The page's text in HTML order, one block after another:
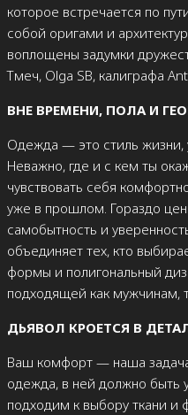
которое встречается по
собой оригами и
воплощены задумки
Тмеч, Olga SB, калиграфа
ВНЕ ВРЕМЕНИ, ПОЛА И
Одежда — это стиль жизни,
Неважно, где и с кем ты
чувствовать себя
уже в прошлом. Гораздо
самобытность и
объединяет тех, кто
формы и полигональный
подходящей как мужчинам,
ДЬЯВОЛ КРОЕТСЯ В
Ваш комфорт — наша
одежда, в ней должно быть
подходим к выбору ткани и